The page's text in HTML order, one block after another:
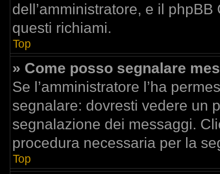
dell’amministratore, e il
questi richiami.
Top
» Come posso segnalare
Se l’amministratore l’ha
segnalare: dovresti vedere un
segnalazione dei messaggi.
procedura necessaria per la
Top